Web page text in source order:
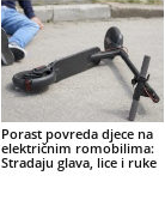
Porast povreda djece na
električnim romobilima:
Stradaju glava, lice i ruke